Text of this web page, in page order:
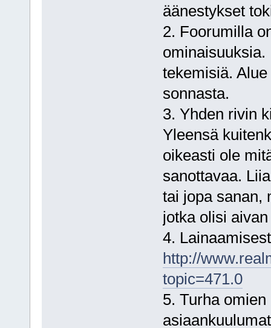
äänestykset
2. Foorumilla
tekemisiä.
sonnasta.
3. Yhden rivin
Yleensä
oikeasti ole
sanottavaa.
tai jopa sanan,
jotka olisi
4.
http://
topic=471.0
5. Turha